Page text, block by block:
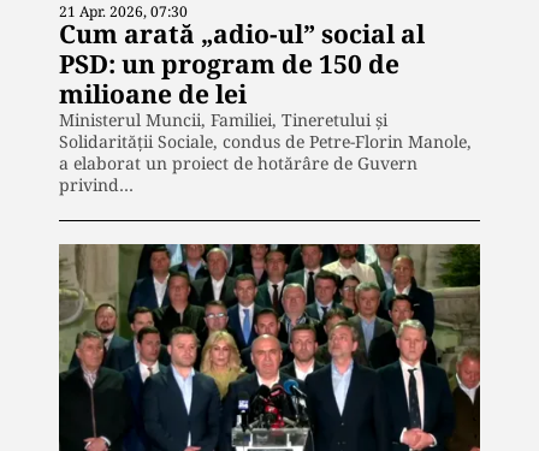
21 Apr. 2026, 07:30
Cum arată „adio-ul” social al
PSD: un program de 150 de
milioane de lei
Ministerul Muncii, Familiei, Tineretului și
Solidarității Sociale, condus de Petre-Florin Manole,
a elaborat un proiect de hotărâre de Guvern
privind…